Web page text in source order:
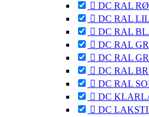
 DC RAL
 DC RAL
 DC RAL
 DC RAL
 DC RAL
 DC RAL
 DC RAL
 DC
 DC